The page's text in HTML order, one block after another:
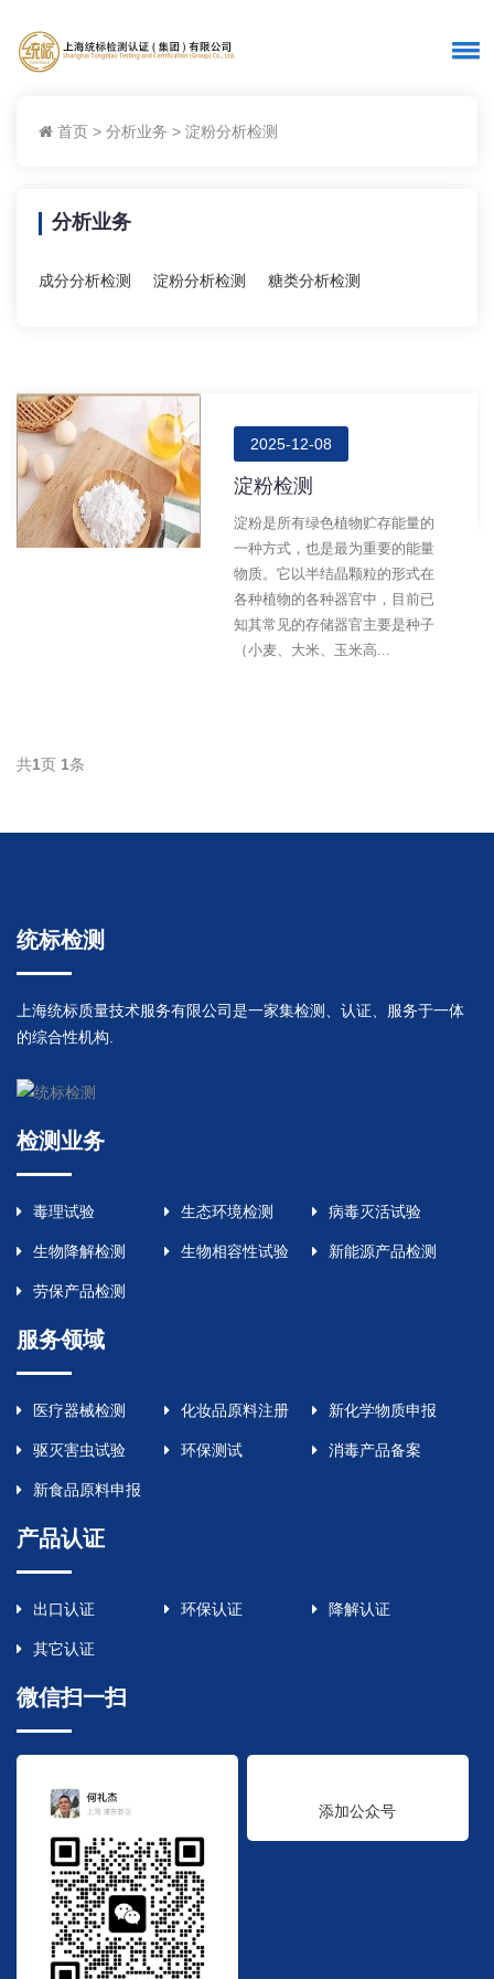
首页 > 分析业务 > 淀粉分析检测
分析业务
成分分析检测 淀粉分析检测 糖类分析检测
2025-12-08
淀粉检测
淀粉是所有绿色植物贮存能量的
一种方式，也是最为重要的能量
物质。它以半结晶颗粒的形式在
各种植物的各种器官中，目前已
知其常见的存储器官主要是种子
（小麦、大米、玉米高...
共1页 1条
统标检测
上海统标质量技术服务有限公司是一家集检测、认证、服务于一体
的综合性机构.
检测业务
毒理试验 生态环境检测 病毒灭活试验
生物降解检测 生物相容性试验 新能源产品检测
劳保产品检测
服务领域
医疗器械检测 化妆品原料注册 新化学物质申报
驱灭害虫试验 环保测试 消毒产品备案
新食品原料申报
产品认证
出口认证 环保认证 降解认证
其它认证
微信扫一扫
添加公众号